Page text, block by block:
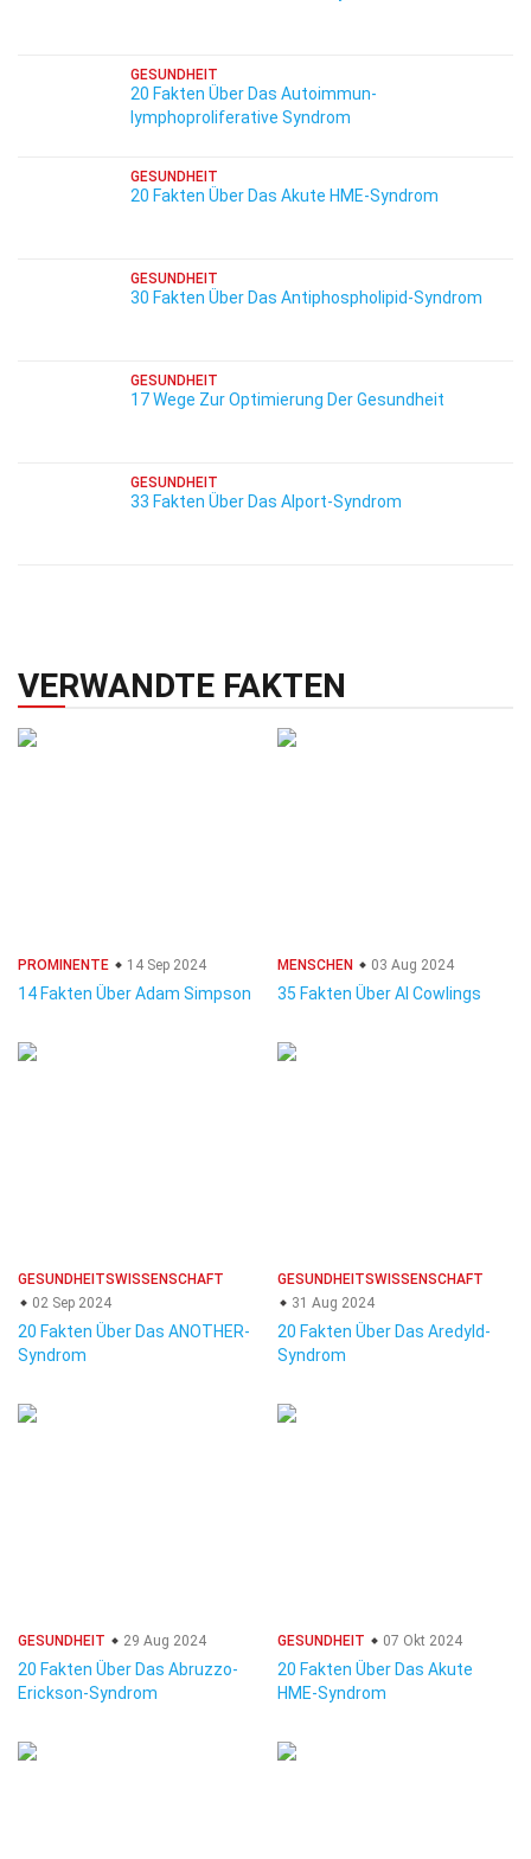
GESUNDHEIT
20 Fakten Über Das Autoimmun-
lymphoproliferative Syndrom
GESUNDHEIT
20 Fakten Über Das Akute HME-Syndrom
GESUNDHEIT
30 Fakten Über Das Antiphospholipid-Syndrom
GESUNDHEIT
17 Wege Zur Optimierung Der Gesundheit
GESUNDHEIT
33 Fakten Über Das Alport-Syndrom
VERWANDTE FAKTEN
PROMINENTE 14 Sep 2024
14 Fakten Über Adam Simpson
MENSCHEN 03 Aug 2024
35 Fakten Über Al Cowlings
GESUNDHEITSWISSENSCHAFT
02 Sep 2024
20 Fakten Über Das ANOTHER-
Syndrom
GESUNDHEITSWISSENSCHAFT
31 Aug 2024
20 Fakten Über Das Aredyld-
Syndrom
GESUNDHEIT 29 Aug 2024
20 Fakten Über Das Abruzzo-
Erickson-Syndrom
GESUNDHEIT 07 Okt 2024
20 Fakten Über Das Akute
HME-Syndrom